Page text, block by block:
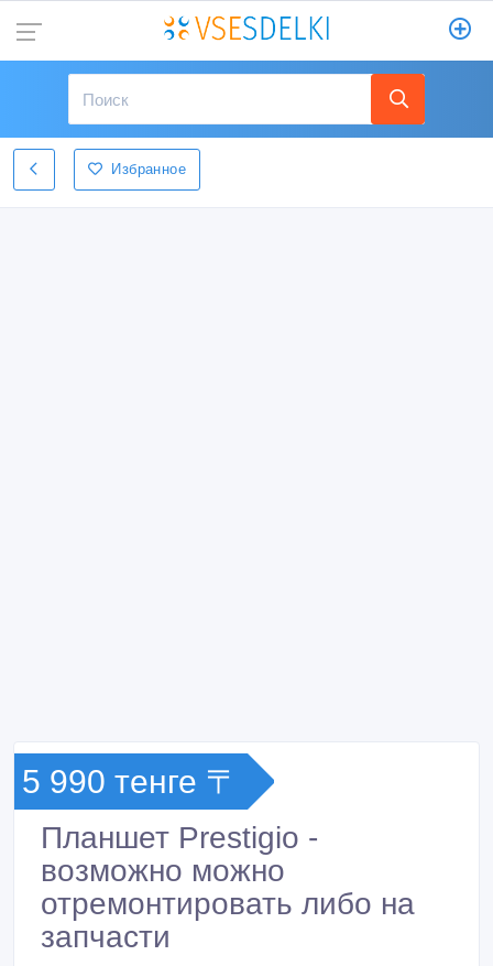
Избранное
5 990 тенге 〒
Планшет Prestigio -
возможно можно
отремонтировать либо на
запчасти